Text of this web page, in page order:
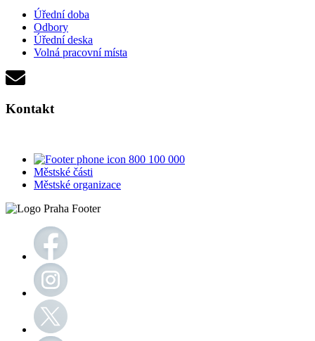
Úřední doba
Odbory
Úřední deska
Volná pracovní místa
Kontakt
800 100 000
Městské části
Městské organizace